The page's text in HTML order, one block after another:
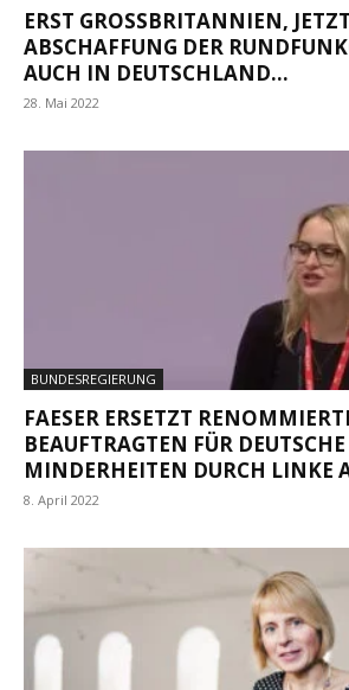
ERST GROSSBRITANNIEN, JETZT
BSCHAFFUNG DER
UCH IN DEUTSCHLAND...
28. Mai 2022
BUNDESREGIERUNG
FAESER ERSETZT
BEAUFTRAGTEN FÜR DEUTSCHE
MINDERHEITEN DURCH LINKE
8. April 2022